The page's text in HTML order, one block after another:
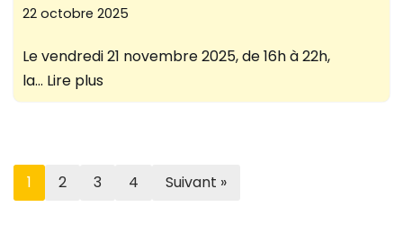
22 octobre 2025
Le vendredi 21 novembre 2025, de 16h à 22h,
la… Lire plus
1 2 3 4 Suivant »